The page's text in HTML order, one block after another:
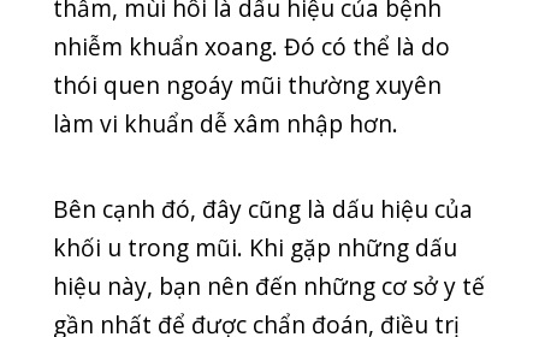
thể xanh xao, mệt mỏi thì bạn có nguy
cơ bị u xơ vòm mũi họng.
Tình trạng chảy máu cam ngày càng
khám bác sĩ để có chẩn đoán chính xác.